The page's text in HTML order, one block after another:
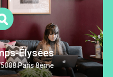
Élysées
Paris 8ème